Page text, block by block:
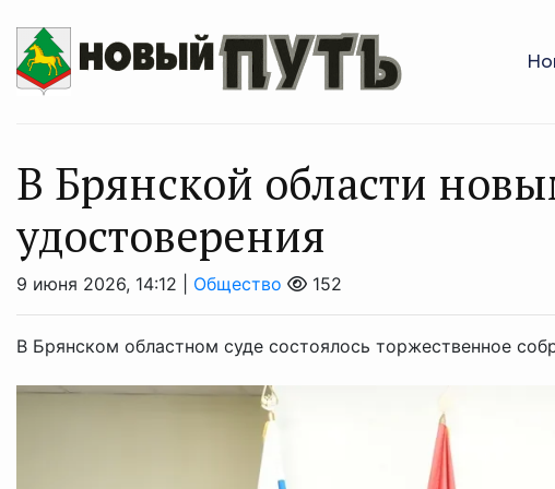
В Брянской области
удостоверения
9 июня 2026, 14:12 | Общество 152
В Брянском областном суде состоялось торжественное